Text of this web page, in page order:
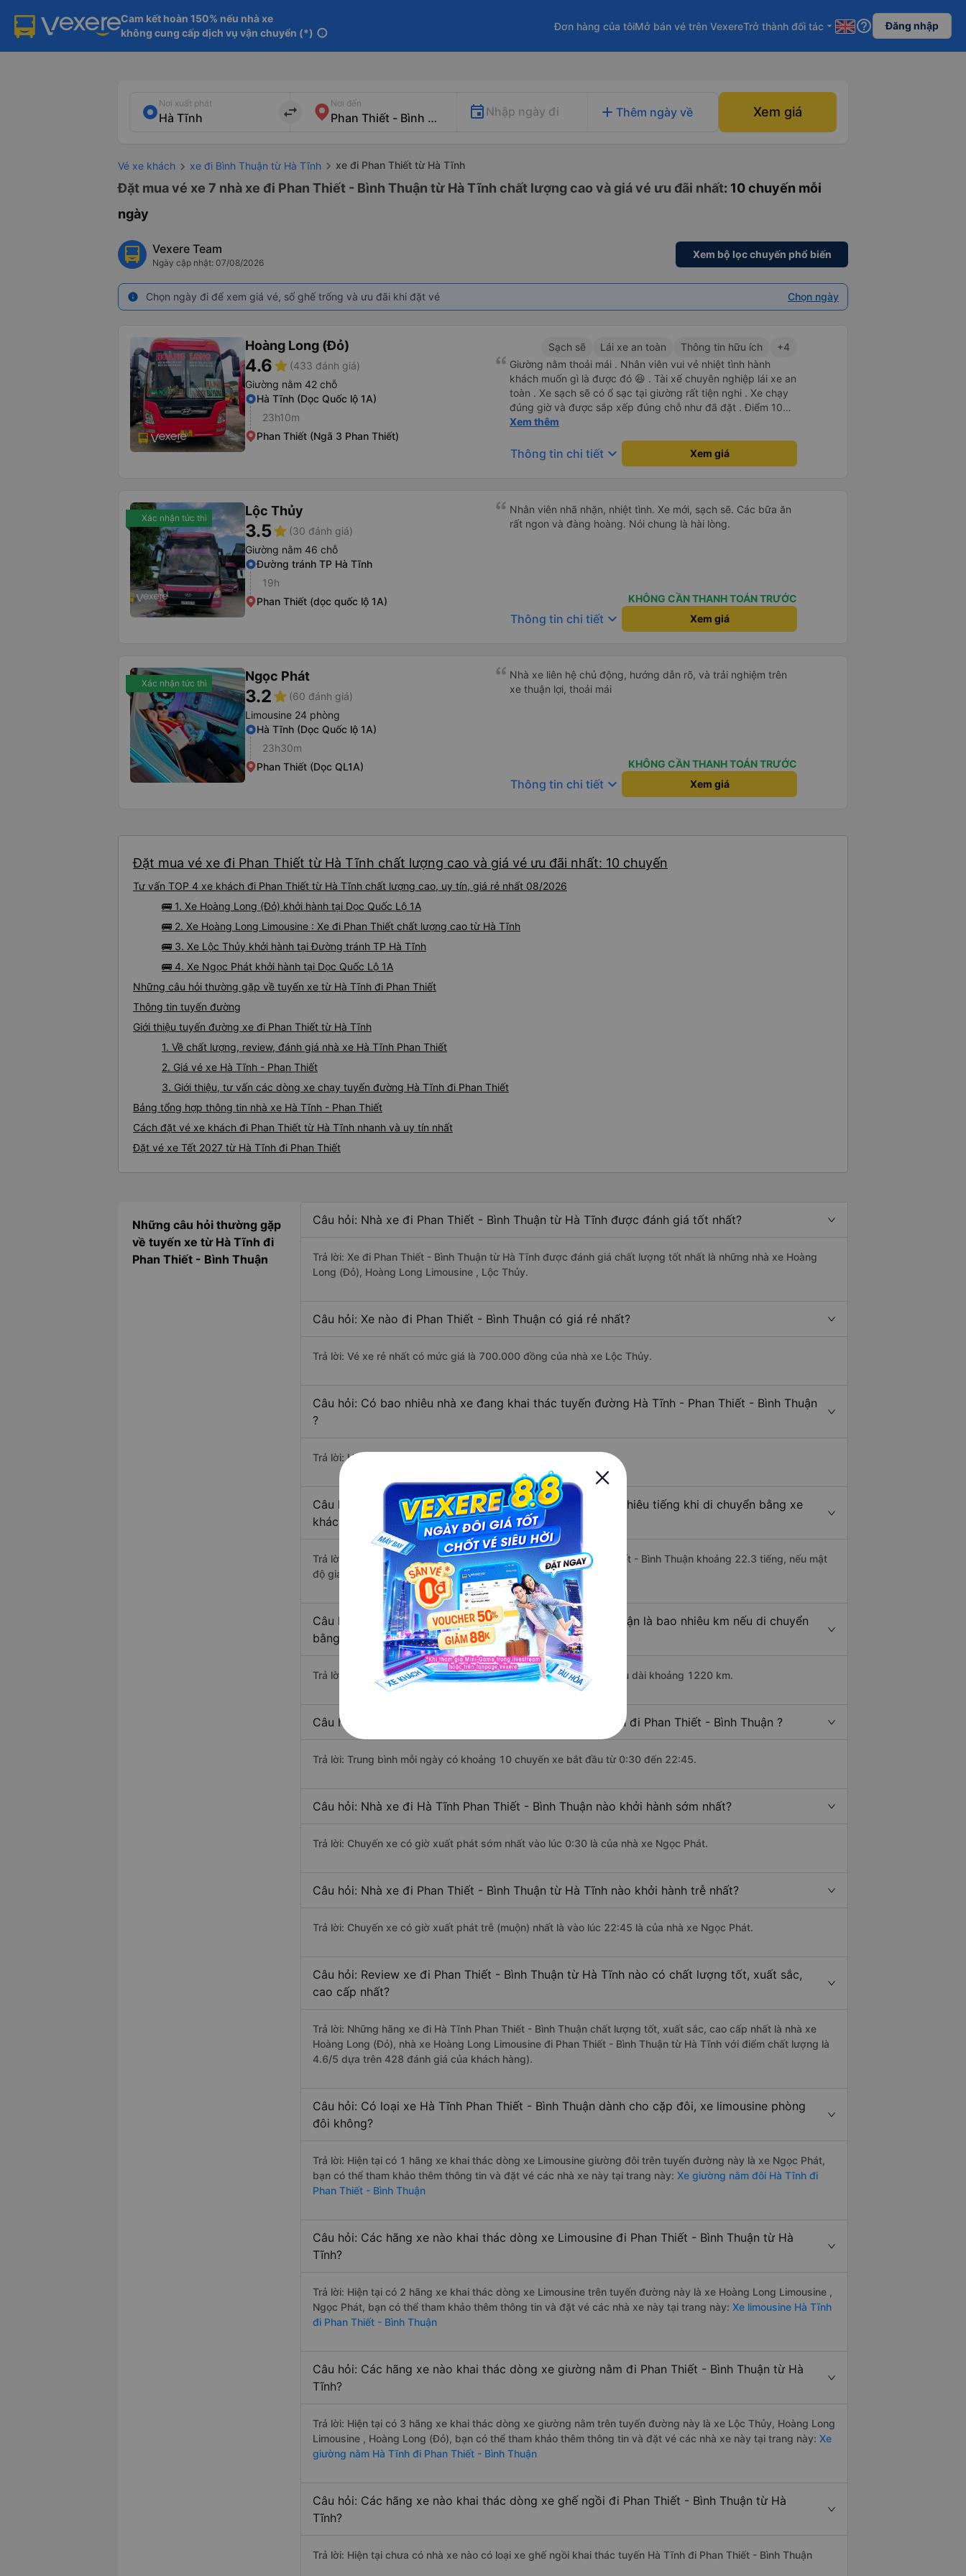
Cam kết hoàn 150% nếu nhà xe
không cung cấp dịch vụ vận chuyển (*) info
Đơn hàng của tôiMở bán vé trên VexereTrở thành đối tác arrow_drop_down help_outline Đăng nhập
Nơi xuất phát
import_export
Nơi đến
Nhập ngày đi add Thêm ngày về Xem giá
Vé xe khách xe đi Bình Thuận từ Hà Tĩnh xe đi Phan Thiết từ Hà Tĩnh
Đặt mua vé xe 7 nhà xe đi Phan Thiết - Bình Thuận từ Hà Tĩnh chất lượng cao và giá vé ưu đãi nhất: 10 chuyến mỗi
ngày
Vexere Team
Ngày cập nhật: 07/08/2026
Xem bộ lọc chuyến phổ biến
info Chọn ngày đi để xem giá vé, số ghế trống và ưu đãi khi đặt vé Chọn ngày
Hoàng Long (Đỏ)
4.6star (433 đánh giá)
Giường nằm 42 chỗ
Hà Tĩnh (Dọc Quốc lộ 1A)
23h10m
Phan Thiết (Ngã 3 Phan Thiết)
Sạch sẽ Lái xe an toàn Thông tin hữu ích
+4
Giường nằm thoải mái . Nhân viên vui vẻ nhiệt tình hành
khách muốn gì là được đó 😆 . Tài xế chuyên nghiệp lái xe an
toàn . Xe sạch sẽ có ổ sạc tại giường rất tiện nghi . Xe chạy
đúng giờ và được sắp xếp đúng chỗ như đã đặt . Điểm 10
cho hoàng long đỏ 👍
Xem thêm
Thông tin chi tiết keyboard_arrow_down Xem giá
Xác nhận tức thì Lộc Thủy
3.5star (30 đánh giá)
Giường nằm 46 chỗ
Đường tránh TP Hà Tĩnh
19h
Phan Thiết (dọc quốc lộ 1A)
Nhân viên nhã nhặn, nhiệt tình. Xe mới, sạch sẽ. Các bữa ăn
rất ngon và đàng hoàng. Nói chung là hài lòng.
KHÔNG CẦN THANH TOÁN TRƯỚC
Thông tin chi tiết keyboard_arrow_down Xem giá
Xác nhận tức thì Ngọc Phát
3.2star (60 đánh giá)
Limousine 24 phòng
Hà Tĩnh (Dọc Quốc lộ 1A)
23h30m
Phan Thiết (Dọc QL1A)
Nhà xe liên hệ chủ động, hướng dẫn rõ, và trải nghiệm trên
xe thuận lợi, thoải mái
KHÔNG CẦN THANH TOÁN TRƯỚC
Thông tin chi tiết keyboard_arrow_down Xem giá
Đặt mua vé xe đi Phan Thiết từ Hà Tĩnh chất lượng cao và giá vé ưu đãi nhất: 10 chuyến
Tư vấn TOP 4 xe khách đi Phan Thiết từ Hà Tĩnh chất lượng cao, uy tín, giá rẻ nhất 08/2026
🚌 1. Xe Hoàng Long (Đỏ) khởi hành tại Dọc Quốc Lộ 1A
🚌 2. Xe Hoàng Long Limousine : Xe đi Phan Thiết chất lượng cao từ Hà Tĩnh
🚌 3. Xe Lộc Thủy khởi hành tại Đường tránh TP Hà Tĩnh
🚌 4. Xe Ngọc Phát khởi hành tại Dọc Quốc Lộ 1A
Những câu hỏi thường gặp về tuyến xe từ Hà Tĩnh đi Phan Thiết
Thông tin tuyến đường
Giới thiệu tuyến đường xe đi Phan Thiết từ Hà Tĩnh
1. Về chất lượng, review, đánh giá nhà xe Hà Tĩnh Phan Thiết
2. Giá vé xe Hà Tĩnh - Phan Thiết
3. Giới thiệu, tư vấn các dòng xe chạy tuyến đường Hà Tĩnh đi Phan Thiết
Bảng tổng hợp thông tin nhà xe Hà Tĩnh - Phan Thiết
Cách đặt vé xe khách đi Phan Thiết từ Hà Tĩnh nhanh và uy tín nhất
Đặt vé xe Tết 2027 từ Hà Tĩnh đi Phan Thiết
Những câu hỏi thường gặp
về tuyến xe từ Hà Tĩnh đi
Phan Thiết - Bình Thuận
Câu hỏi: Nhà xe đi Phan Thiết - Bình Thuận từ Hà Tĩnh được đánh giá tốt nhất?
Trả lời: Xe đi Phan Thiết - Bình Thuận từ Hà Tĩnh được đánh giá chất lượng tốt nhất là những nhà xe Hoàng
Long (Đỏ), Hoàng Long Limousine , Lộc Thủy.
Câu hỏi: Xe nào đi Phan Thiết - Bình Thuận có giá rẻ nhất?
Trả lời: Vé xe rẻ nhất có mức giá là 700.000 đồng của nhà xe Lộc Thủy.
Câu hỏi: Có bao nhiêu nhà xe đang khai thác tuyến đường Hà Tĩnh - Phan Thiết - Bình Thuận
?
Trả lời: Hiện tại có 4 nhà xe khai thác tuyến đường.
Câu hỏi: Từ Hà Tĩnh đi Phan Thiết - Bình Thuận mất bao nhiêu tiếng khi di chuyển bằng xe
khách?
Trả lời: Thời gian di chuyển bằng xe khách từ Hà Tĩnh đi Phan Thiết - Bình Thuận khoảng 22.3 tiếng, nếu mật
độ giao thông thuận lợi.
Câu hỏi: Khoảng cách từ Hà Tĩnh đi Phan Thiết - Bình Thuận là bao nhiêu km nếu di chuyển
bằng xe khách?
Trả lời: Đoạn đường đi Phan Thiết - Bình Thuận từ Hà Tĩnh có chiều dài khoảng 1220 km.
Câu hỏi: Mỗi ngày có bao nhiêu chuyến xe khách Hà Tĩnh đi Phan Thiết - Bình Thuận ?
Trả lời: Trung bình mỗi ngày có khoảng 10 chuyến xe bắt đầu từ 0:30 đến 22:45.
Câu hỏi: Nhà xe đi Hà Tĩnh Phan Thiết - Bình Thuận nào khởi hành sớm nhất?
Trả lời: Chuyến xe có giờ xuất phát sớm nhất vào lúc 0:30 là của nhà xe Ngọc Phát.
Câu hỏi: Nhà xe đi Phan Thiết - Bình Thuận từ Hà Tĩnh nào khởi hành trễ nhất?
Trả lời: Chuyến xe có giờ xuất phát trễ (muộn) nhất là vào lúc 22:45 là của nhà xe Ngọc Phát.
Câu hỏi: Review xe đi Phan Thiết - Bình Thuận từ Hà Tĩnh nào có chất lượng tốt, xuất sắc,
cao cấp nhất?
Trả lời: Những hãng xe đi Hà Tĩnh Phan Thiết - Bình Thuận chất lượng tốt, xuất sắc, cao cấp nhất là nhà xe
Hoàng Long (Đỏ), nhà xe Hoàng Long Limousine đi Phan Thiết - Bình Thuận từ Hà Tĩnh với điểm chất lượng là
4.6/5 dựa trên 428 đánh giá của khách hàng).
Câu hỏi: Có loại xe Hà Tĩnh Phan Thiết - Bình Thuận dành cho cặp đôi, xe limousine phòng
đôi không?
Trả lời: Hiện tại có 1 hãng xe khai thác dòng xe Limousine giường đôi trên tuyến đường này là xe Ngọc Phát,
bạn có thể tham khảo thêm thông tin và đặt vé các nhà xe này tại trang này: Xe giường nằm đôi Hà Tĩnh đi
Phan Thiết - Bình Thuận
Câu hỏi: Các hãng xe nào khai thác dòng xe Limousine đi Phan Thiết - Bình Thuận từ Hà
Tĩnh?
Trả lời: Hiện tại có 2 hãng xe khai thác dòng xe Limousine trên tuyến đường này là xe Hoàng Long Limousine ,
Ngọc Phát, bạn có thể tham khảo thêm thông tin và đặt vé các nhà xe này tại trang này: Xe limousine Hà Tĩnh
đi Phan Thiết - Bình Thuận
Câu hỏi: Các hãng xe nào khai thác dòng xe giường nằm đi Phan Thiết - Bình Thuận từ Hà
Tĩnh?
Trả lời: Hiện tại có 3 hãng xe khai thác dòng xe giường nằm trên tuyến đường này là xe Lộc Thủy, Hoàng Long
Limousine , Hoàng Long (Đỏ), bạn có thể tham khảo thêm thông tin và đặt vé các nhà xe này tại trang này: Xe
giường nằm Hà Tĩnh đi Phan Thiết - Bình Thuận
Câu hỏi: Các hãng xe nào khai thác dòng xe ghế ngồi đi Phan Thiết - Bình Thuận từ Hà
Tĩnh?
Trả lời: Hiện tại chưa có nhà xe nào có loại xe ghế ngồi khai thác tuyến Hà Tĩnh đi Phan Thiết - Bình Thuận